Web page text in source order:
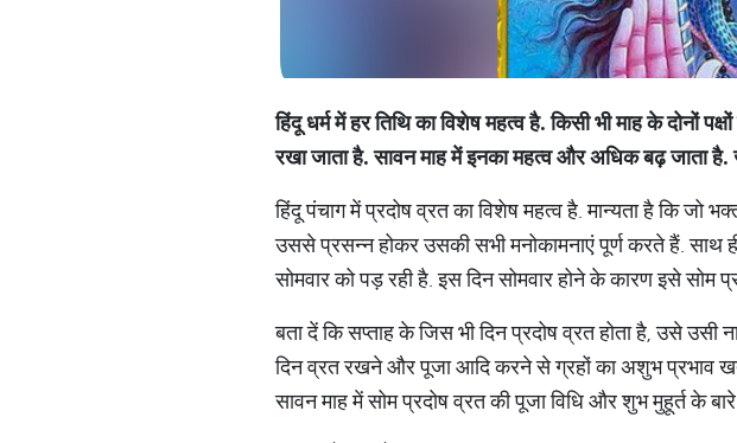
हिंदू धर्म में हर तिथि का विशेष महत्व है. किसी भी माह के दोनों
रखा जाता है. सावन माह में इनका महत्व और अधिक बढ़ जाता
हिंदू पंचाग में प्रदोष व्रत का विशेष महत्व है. मान्यता है कि जो
उससे प्रसन्न होकर उसकी सभी मनोकामनाएं पूर्ण करते हैं. साथ
सोमवार को पड़ रही है. इस दिन सोमवार होने के कारण इसे सोम
बता दें कि सप्ताह के जिस भी दिन प्रदोष व्रत होता है, उसे उसी
दिन व्रत रखने और पूजा आदि करने से ग्रहों का अशुभ प्रभाव
सावन माह में सोम प्रदोष व्रत की पूजा विधि और शुभ मुहूर्त के